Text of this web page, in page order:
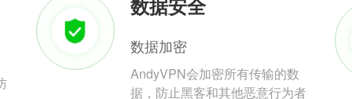
数据安全
数据加密
AndyVPN会加密所有传输的数
据，防止黑客和其他恶意行为者